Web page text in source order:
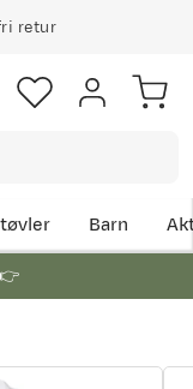
retur
Barn